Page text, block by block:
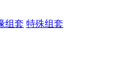
组套 特殊组套